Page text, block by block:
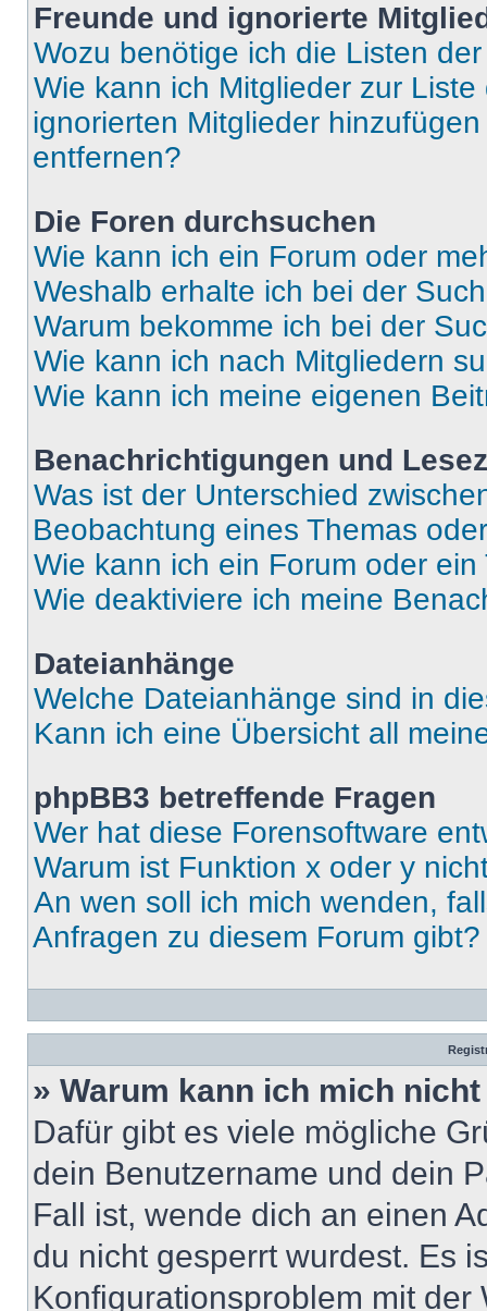
Freunde und ignorierte
Wozu benötige ich die Listen
Wie kann ich Mitglieder zur
ignorierten Mitglieder
entfernen?
Die Foren durchsuchen
Wie kann ich ein Forum oder
Weshalb erhalte ich bei der
Warum bekomme ich bei der
Wie kann ich nach Mitgliedern
Wie kann ich meine eigenen
Benachrichtigungen und
Was ist der Unterschied
Beobachtung eines Themas
Wie kann ich ein Forum oder
Wie deaktiviere ich meine
Dateianhänge
Welche Dateianhänge sind in
Kann ich eine Übersicht all
phpBB3 betreffende Fragen
Wer hat diese Forensoftware
Warum ist Funktion x oder y
An wen soll ich mich wenden,
Anfragen zu diesem Forum gibt?
» Warum kann ich mich
Dafür gibt es viele mögliche
dein Benutzername und dein
Fall ist, wende dich an einen
du nicht gesperrt wurdest. Es
Konfigurationsproblem mit